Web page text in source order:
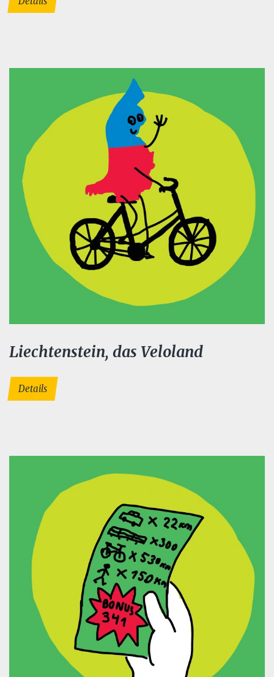
Liechtenstein, das Veloland
Details